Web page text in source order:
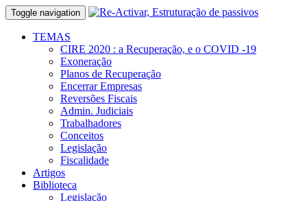
Toggle navigation
TEMAS
CIRE 2020 : a Recuperação, e o COVID -19
Exoneração
Planos de Recuperação
Encerrar Empresas
Reversões Fiscais
Admin. Judiciais
Trabalhadores
Conceitos
Legislação
Fiscalidade
Artigos
Biblioteca
Legislação